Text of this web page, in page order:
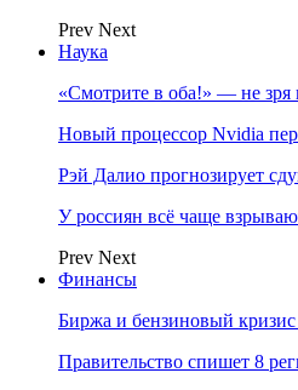
Prev Next
Наука
«Смотрите в оба!» — не зря
Новый процессор Nvidia
Рэй Далио прогнозирует
У россиян всё чаще
Prev Next
Финансы
Биржа и бензиновый
Правительство спишет 8